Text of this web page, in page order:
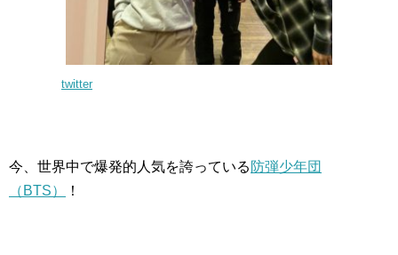
twitter
今、世界中で爆発的人気を誇っている 防弾少年団
（BTS）
！